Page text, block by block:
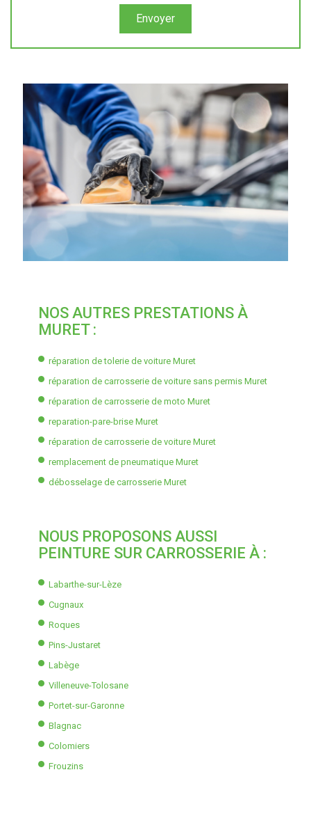
NOS AUTRES PRESTATIONS À
MURET :
réparation de tolerie de voiture Muret
réparation de carrosserie de voiture sans permis Muret
réparation de carrosserie de moto Muret
reparation-pare-brise Muret
réparation de carrosserie de voiture Muret
remplacement de pneumatique Muret
débosselage de carrosserie Muret
NOUS PROPOSONS AUSSI
PEINTURE SUR CARROSSERIE À :
Labarthe-sur-Lèze
Cugnaux
Roques
Pins-Justaret
Labège
Villeneuve-Tolosane
Portet-sur-Garonne
Blagnac
Colomiers
Frouzins